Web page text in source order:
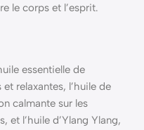
le corps et l’esprit.
essentielle de
relaxantes, l’huile de
calmante sur les
et l’huile d’Ylang Ylang,